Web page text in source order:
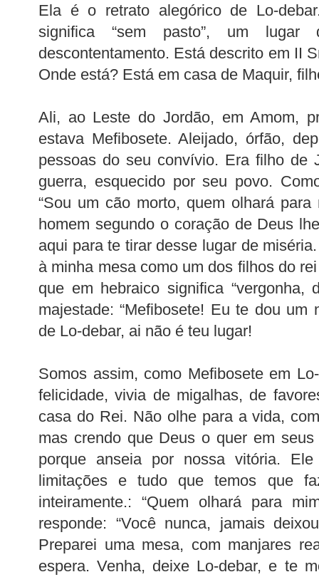
Ela é o retrato alegórico de Lo-
significa “sem pasto”, um
descontentamento. Está descrito em II
Onde está? Está em casa de Maquir,
Ali, ao Leste do Jordão, em Amom,
estava Mefibosete. Aleijado, órfão,
pessoas do seu convívio. Era filho de
guerra, esquecido por seu povo.
“Sou um cão morto, quem olhará
homem segundo o coração de Deus
aqui para te tirar desse lugar de
à minha mesa como um dos filhos do
que em hebraico significa “vergonha,
majestade: “Mefibosete! Eu te dou um
de Lo-debar, ai não é teu lugar!
Somos assim, como Mefibosete em
felicidade, vivia de migalhas, de
casa do Rei. Não olhe para a vida,
mas crendo que Deus o quer em
porque anseia por nossa vitória.
limitações e tudo que temos que
inteiramente.: “Quem olhará para
responde: “Você nunca, jamais
Preparei uma mesa, com manjares
espera. Venha, deixe Lo-debar, e te